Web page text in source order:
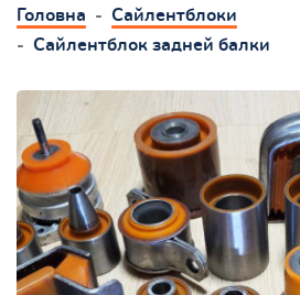
Головна
Сайлентблоки
Сайлентблок задней балки